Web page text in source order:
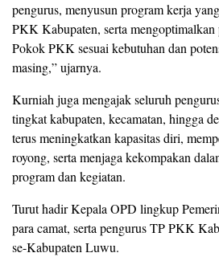
pengurus, menyusun program kerja
PKK Kabupaten, serta mengoptimalkan
Pokok PKK sesuai kebutuhan dan
masing,” ujarnya.
Kurniah juga mengajak seluruh
tingkat kabupaten, kecamatan, hingga
terus meningkatkan kapasitas diri,
royong, serta menjaga kekompakan
program dan kegiatan.
Turut hadir Kepala OPD lingkup
para camat, serta pengurus TP PKK
se-Kabupaten Luwu.